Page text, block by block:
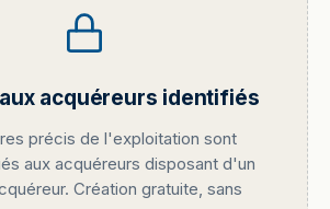
acquéreurs identifiés
précis de l'exploitation sont
aux acquéreurs disposant d'un
Création gratuite, sans